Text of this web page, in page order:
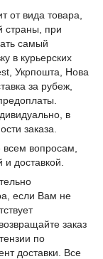
от вида товара,
страны, при
самый
в курьерских
Укрпошта, Нова
за рубеж,
в
заказа.
вопросам,
доставкой.
если Вам не
заказ
по
доставки. Все